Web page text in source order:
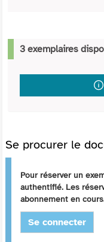
3 exemplaires
Se procurer le
Pour réserver un
authentifié. Les
abonnement en
Se connecter